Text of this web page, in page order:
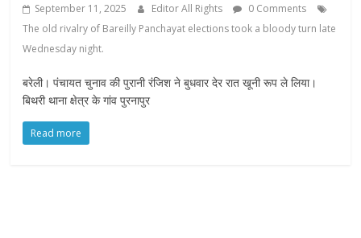
September 11, 2025 Editor All Rights
0 Comments
The old rivalry of Bareilly Panchayat elections took a bloody turn late
Wednesday night.
बरेली। पंचायत चुनाव की पुरानी रंजिश ने बुधवार देर रात खूनी रूप ले लिया।
बिथरी थाना क्षेत्र के गांव पुरनापुर
Read more